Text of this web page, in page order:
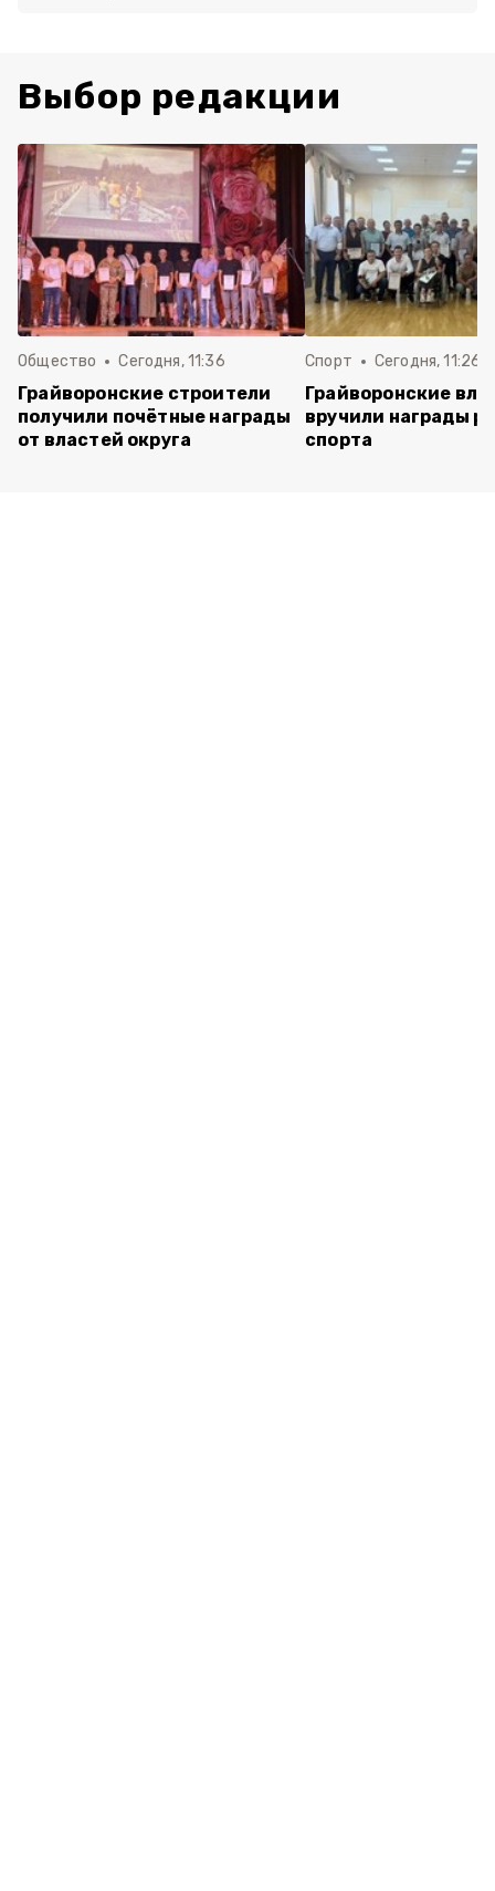
Выбор редакции
Общество Сегодня, 11:36
Грайворонские строители
получили почётные награды
от властей округа
Спорт Сегодня, 11:26
Грайворонские
вручили награды
спорта